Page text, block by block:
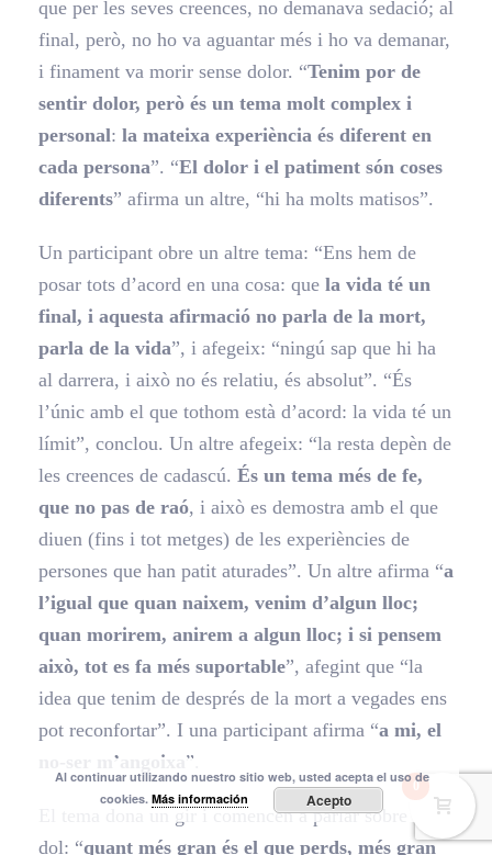
que per les seves creences, no demanava sedació; al
final, però, no ho va aguantar més i ho va demanar,
i finament va morir sense dolor. “Tenim por de
sentir dolor, però és un tema molt complex i
personal: la mateixa experiència és diferent en
cada persona”. “El dolor i el patiment són coses
diferents” afirma un altre, “hi ha molts matisos”.
Un participant obre un altre tema: “Ens hem de
posar tots d’acord en una cosa: que la vida té un
final, i aquesta afirmació no parla de la mort,
parla de la vida”, i afegeix: “ningú sap que hi ha
al darrera, i això no és relatiu, és absolut”. “És
l’únic amb el que tothom està d’acord: la vida té un
límit”, conclou. Un altre afegeix: “la resta depèn de
les creences de cadascú. És un tema més de fe,
que no pas de raó, i això es demostra amb el que
diuen (fins i tot metges) de les experiències de
persones que han patit aturades”. Un altre afirma “a
l’igual que quan naixem, venim d’algun lloc;
quan morirem, anirem a algun lloc; i si pensem
això, tot es fa més suportable”, afegint que “la
idea que tenim de després de la mort a vegades ens
pot reconfortar”. I una participant afirma “a mi, el
no-ser m’angoixa ”.
El tema dona un gir i comencen a parlar sobre el
dol: “quant més gran és el que perds, més gran
0
Al continuar utilizando nuestro sitio web, usted acepta el uso de
cookies.Más información Acepto